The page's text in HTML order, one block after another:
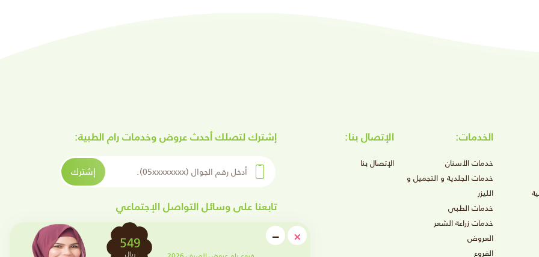
×
close−
Minimize
2699
ريال
الخدمات:
خدمات الأسنان
خدمات الجلدية و التجميل و
الليزر
خدمات الطبي
خدمات زراعة الشعر
العروض
الفروع
الإتصال بنا:
الإتصال بنا
إشترك لتصلك أحدث عروض وخدمات رام الطبية:
إشترك
تابعنا على وسائل التواصل الإجتماعي